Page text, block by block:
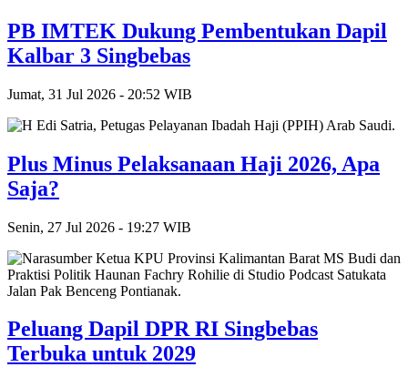
PB IMTEK Dukung Pembentukan Dapil
Kalbar 3 Singbebas
Jumat, 31 Jul 2026 - 20:52 WIB
Plus Minus Pelaksanaan Haji 2026, Apa
Saja?
Senin, 27 Jul 2026 - 19:27 WIB
Peluang Dapil DPR RI Singbebas
Terbuka untuk 2029